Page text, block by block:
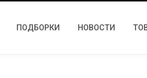
ПОДБОРКИ НОВОСТИ